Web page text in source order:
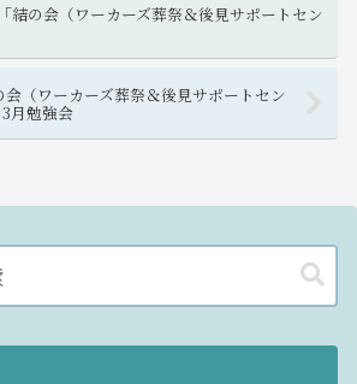
結の会（ワーカーズ葬祭＆後見サポートセン
（ワーカーズ葬祭＆後見サポートセン
月勉強会